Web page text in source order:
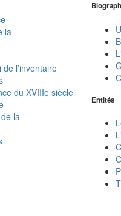
la
l’inventaire
du XVIIIe siècle
la
Entités